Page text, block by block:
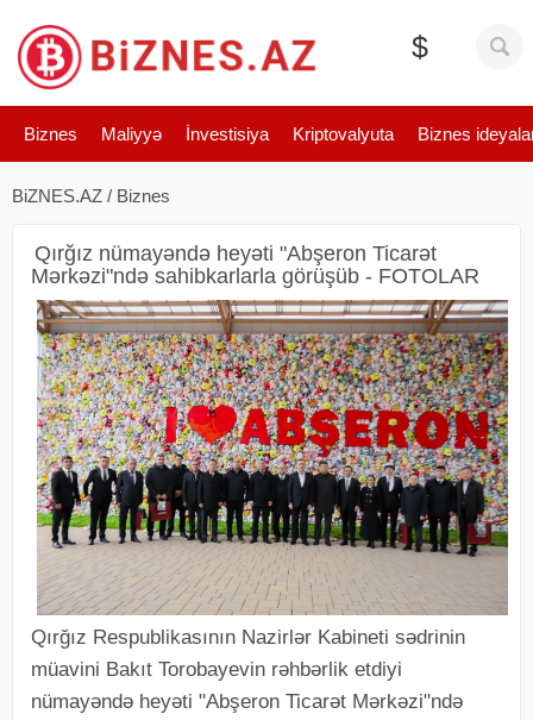
$
Biznes Maliyyə İnvestisiya Kriptovalyuta Biznes
BiZNES.AZ / Biznes
Qırğız nümayəndə heyəti "Abşeron Ticarət
Mərkəzi"ndə sahibkarlarla görüşüb - FOTOLAR
Qırğız Respublikasının Nazirlər Kabineti sədrinin
müavini Bakıt Torobayevin rəhbərlik etdiyi
nümayəndə heyəti "Abşeron Ticarət Mərkəzi"ndə